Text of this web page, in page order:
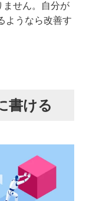
ません。自分が
ようなら改善す
書ける